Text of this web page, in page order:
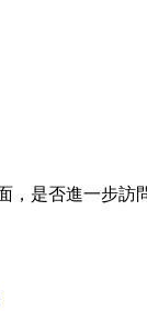
，是否進一步訪